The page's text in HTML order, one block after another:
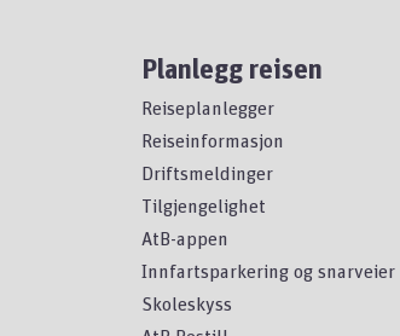
Planlegg reisen
Reiseplanlegger
Reiseinformasjon
Driftsmeldinger
Tilgjengelighet
AtB-appen
Innfartsparkering og snarveier
Skoleskyss